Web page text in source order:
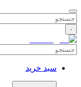
۰
سبد خرید